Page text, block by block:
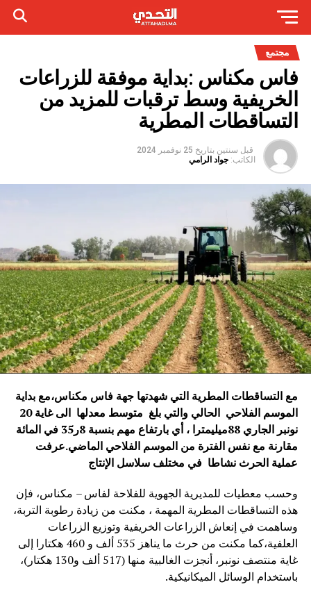
مجتمع
فاس مكناس :بداية موفقة للزراعات
الخريفية وسط ترقبات للمزيد من
التساقطات المطرية
قبل سنتين بتاريخ 25 نوفمبر 2024
الكاتب: جواد الرامي
مع التساقطات المطرية التي شهدتها جهة فاس مكناس،مع بداية
الموسم الفلاحي الحالي والتي بلغ متوسط معدلها الى غاية 20
نونبر الجاري 88ميليمترا ، أي بارتفاع مهم بنسبة 8ر35 في المائة
مقارنة مع نفس الفترة من الموسم الفلاحي الماضي.عرفت
عملية الحرث نشاطا في مختلف سلاسل الإنتاج
وحسب معطيات للمديرية الجهوية للفلاحة لفاس – مكناس، فإن
هذه التساقطات المطرية المهمة ، مكنت من زيادة رطوبة التربة،
وساهمت في إنعاش الزراعات الخريفية وتوزيع الزراعات
العلفية،كما مكنت من حرث ما يناهز 535 ألف و 460 هكتارا إلى
غاية منتصف نونبر، أنجزت الغالبية منها (517 ألف و130 هكتار)،
باستخدام الوسائل الميكانيكية.